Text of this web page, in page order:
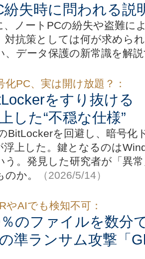
紛失時に問われる説
、ノートPCの紛失や盗難に
対抗策としては何が求めら
、データ保護の新常識を解
化PC、実は開け放題？：
をすり抜ける
した“不穏な仕様”
BitLockerを回避し、暗号化
浮上した。鍵となるのは
う。発見した研究者が「異
か。
（2026/5/14）
やAIでも検知不可：
のファイルを数分
準ランサム攻撃「